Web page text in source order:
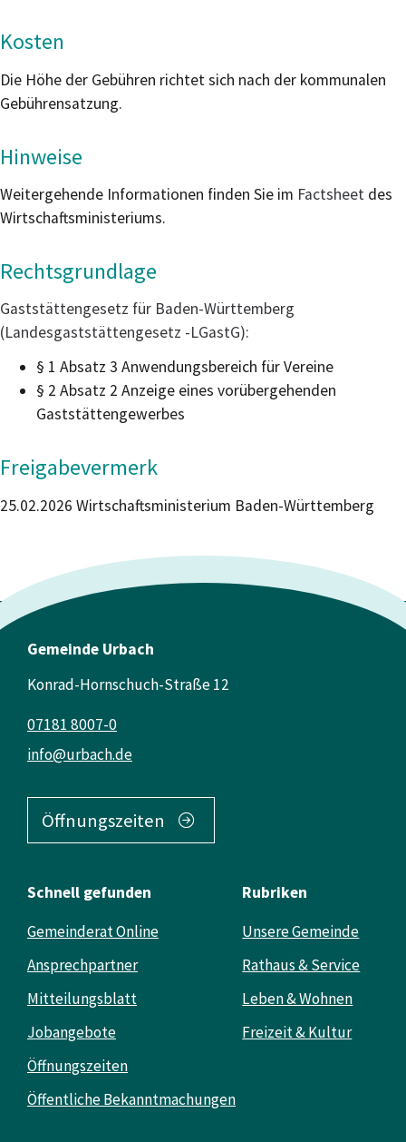
Kosten
Die Höhe der Gebühren richtet sich nach der kommunalen
Gebührensatzung.
Hinweise
Weitergehende Informationen finden Sie im Factsheet des
Wirtschaftsministeriums.
Rechtsgrundlage
Gaststättengesetz für Baden-Württemberg
(Landesgaststättengesetz -LGastG):
§ 1 Absatz 3 Anwendungsbereich für Vereine
§ 2 Absatz 2 Anzeige eines vorübergehenden
Gaststättengewerbes
Freigabevermerk
25.02.2026 Wirtschaftsministerium Baden-Württemberg
Gemeinde Urbach
Konrad-Hornschuch-Straße 12
info@urbach.de
07181 8007-0
Öffnungszeiten
Schnell gefunden
Gemeinderat Online
Ansprechpartner
Mitteilungsblatt
Jobangebote
Öffnungszeiten
Öffentliche Bekanntmachungen
Rubriken
Unsere Gemeinde
Rathaus & Service
Leben & Wohnen
Freizeit & Kultur